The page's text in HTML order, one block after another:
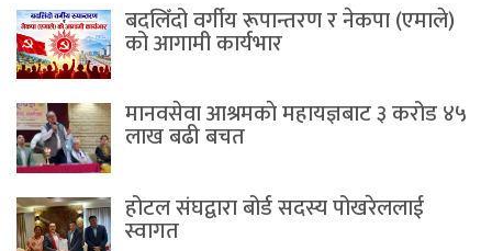
बदलिँदो वर्गीय रूपान्तरण र नेकपा (एमाले)
को आगामी कार्यभार
मानवसेवा आश्रमकाे‌ महायज्ञबाट ३ करोड ४५
लाख बढी बचत
होटल संघद्वारा बोर्ड सदस्य पोखरेललाई
स्वागत